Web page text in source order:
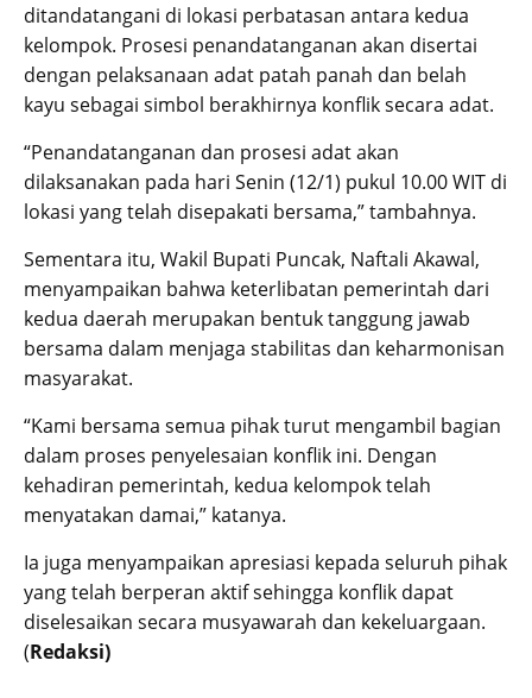
ditandatangani di lokasi perbatasan antara kedua
kelompok. Prosesi penandatanganan akan disertai
dengan pelaksanaan adat patah panah dan belah
kayu sebagai simbol berakhirnya konflik secara adat.
“Penandatanganan dan prosesi adat akan
dilaksanakan pada hari Senin (12/1) pukul 10.00 WIT di
lokasi yang telah disepakati bersama,” tambahnya.
Sementara itu, Wakil Bupati Puncak, Naftali Akawal,
menyampaikan bahwa keterlibatan pemerintah dari
kedua daerah merupakan bentuk tanggung jawab
bersama dalam menjaga stabilitas dan keharmonisan
masyarakat.
“Kami bersama semua pihak turut mengambil bagian
dalam proses penyelesaian konflik ini. Dengan
kehadiran pemerintah, kedua kelompok telah
menyatakan damai,” katanya.
Ia juga menyampaikan apresiasi kepada seluruh pihak
yang telah berperan aktif sehingga konflik dapat
diselesaikan secara musyawarah dan kekeluargaan.
(Redaksi)